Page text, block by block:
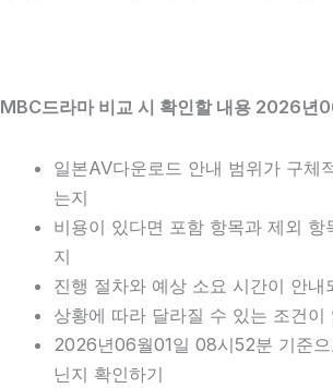
MBC드라마 비교 시 확인할 내용 2026년
일본AV다운로드 안내 범위가 구체
는지
비용이 있다면 포함 항목과 제외 항
지
진행 절차와 예상 소요 시간이 안내
상황에 따라 달라질 수 있는 조건이
2026년06월01일 08시52분 기준
닌지 확인하기